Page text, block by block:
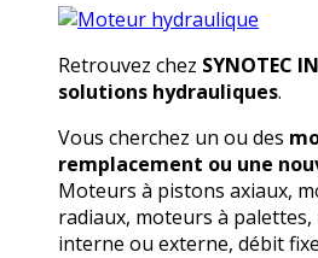
Retrouvez chez SYNOTEC
solutions hydrauliques.
Vous cherchez un ou des
remplacement ou une
Moteurs à pistons axiaux,
radiaux, moteurs à
interne ou externe, débit